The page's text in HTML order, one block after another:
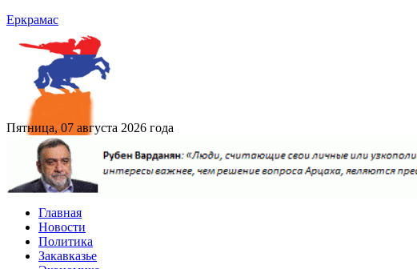
Еркрамас
Пятница, 07 августа 2026 года
Главная
Новости
Политика
Закавказье